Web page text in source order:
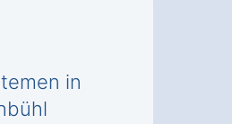
in